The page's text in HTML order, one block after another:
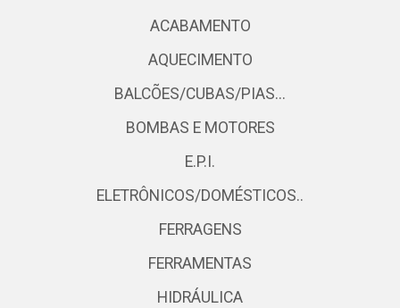
ACABAMENTO
AQUECIMENTO
BALCÕES/CUBAS/PIAS...
BOMBAS E MOTORES
E.P.I.
ELETRÔNICOS/DOMÉSTICOS..
FERRAGENS
FERRAMENTAS
HIDRÁULICA